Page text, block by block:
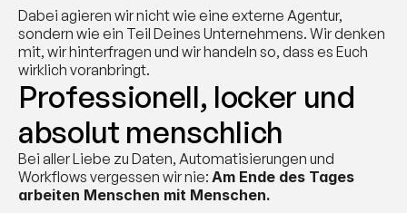
Dabei agieren wir nicht wie eine externe Agentur,
sondern wie ein Teil Deines Unternehmens. Wir denken
mit, wir hinterfragen und wir handeln so, dass es Euch
wirklich voranbringt.
Professionell, locker und
absolut menschlich
Bei aller Liebe zu Daten, Automatisierungen und
Workflows vergessen wir nie: Am Ende des Tages
arbeiten Menschen mit Menschen.